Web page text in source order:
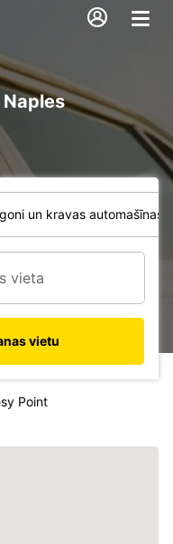
un kravas automašīnas
vietu
Point